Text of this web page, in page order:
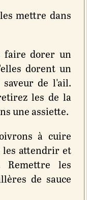
mettre dans
faire dorer un
dorent un
de l'ail.
les de la
une assiette.
à cuire
les attendrir et
Remettre les
de sauce